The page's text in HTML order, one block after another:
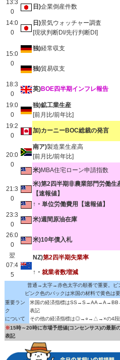
13:3
0
日)企業倒産件数
14:0
0
日)景気ウォッチャー調査
[現状判断DI/先行判断DI]
15:0
0
独)経常収支
独)貿易収支
18:3
0
英)BOE四半期インフレ報告
19:0
0
独)鉱工業生産
[前月比/前年比]
19:2
0
加)カーニーBOC総裁の発言
20:0
0
南ア)製造業生産高
[前月比/前年比]
米)MBA住宅ローン申請指数
21:3
0
米)第2四半期非農業部門労働生
【速報値】
↑・単位労働費用【速報値】
23:3
0
米)週間原油在庫
26:0
0
米)10年債入札
翌
07:4
5
NZ)第2四半期失業率
↑・ 就業者数増減
普通→太字→赤色太字の順番で重要。ピ
ピンク色のバックは米国の材料で黄色は
重要ラン
ク
について
米国の経済指標は
表記
その他の経済指標は◎→○→△→×の4段
※15時～20時に市場予想値(コンセンサス)の最新
表記